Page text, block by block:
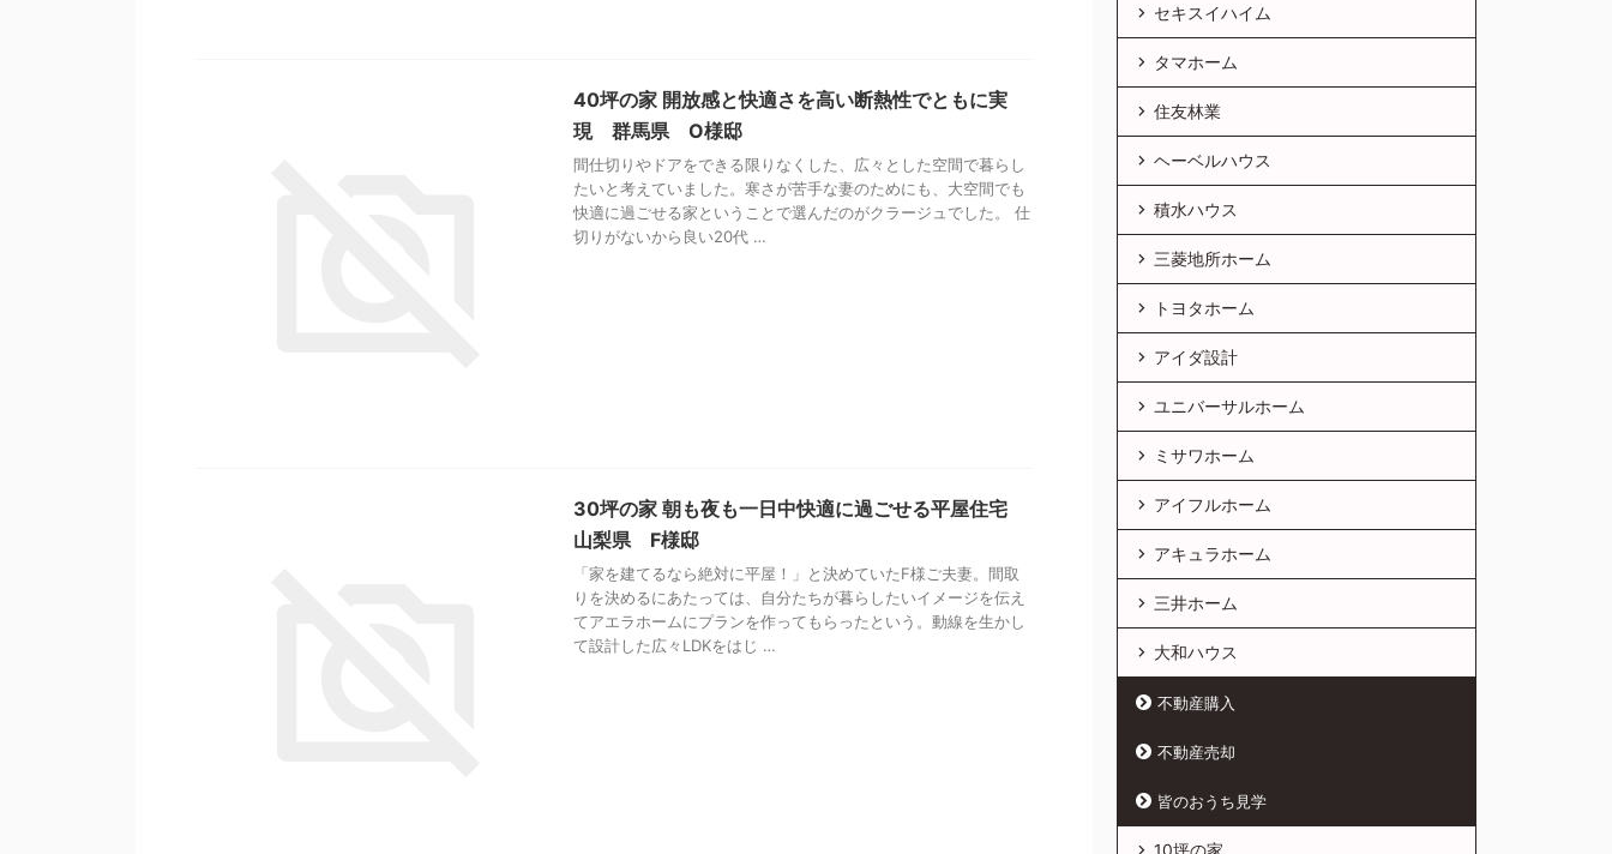
40坪の家 開放感と快適さを高い断熱性でともに実
現 群馬県 O様邸
間仕切りやドアをできる限りなくした、広々とした空間で暮らし
たいと考えていました。寒さが苦手な妻のためにも、大空間でも
快適に過ごせる家ということで選んだのがクラージュでした。 仕
切りがないから良い20代 …
30坪の家 朝も夜も一日中快適に過ごせる平屋住宅
山梨県 F様邸
「家を建てるなら絶対に平屋！」と決めていたF様ご夫妻。間取
りを決めるにあたっては、自分たちが暮らしたいイメージを伝え
てアエラホームにプランを作ってもらったという。動線を生かし
て設計した広々LDKをはじ …
セキスイハイム
タマホーム
住友林業
ヘーベルハウス
積水ハウス
三菱地所ホーム
トヨタホーム
アイダ設計
ユニバーサルホーム
ミサワホーム
アイフルホーム
アキュラホーム
三井ホーム
大和ハウス
不動産購入
不動産売却
皆のおうち見学
10坪の家